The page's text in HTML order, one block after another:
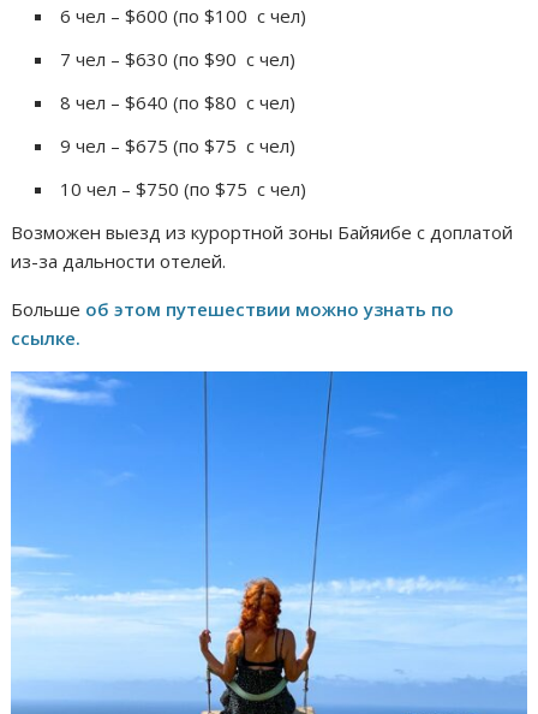
6 чел – $600 (по $100 с чел)
7 чел – $630 (по $90 с чел)
8 чел – $640 (по $80 с чел)
9 чел – $675 (по $75 с чел)
10 чел – $750 (по $75 с чел)
Возможен выезд из курортной зоны Байяибе с доплатой
из-за дальности отелей.
Больше об этом путешествии можно узнать по
ссылке.